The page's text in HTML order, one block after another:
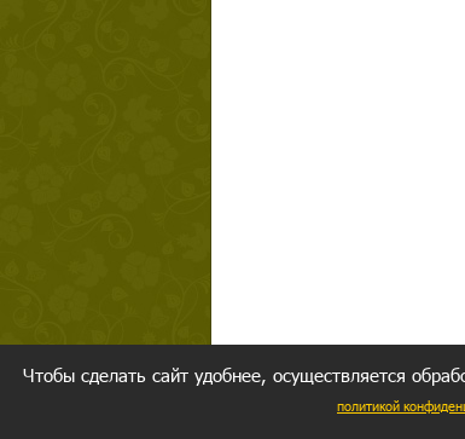
Чтобы сделать сайт удобнее, осуществляется
политикой